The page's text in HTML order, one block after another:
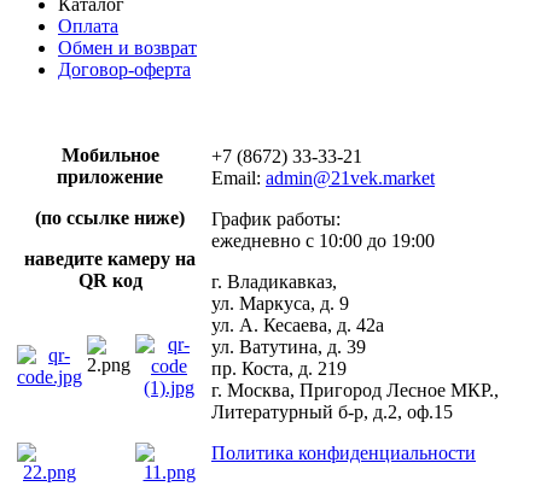
Оплата
Обмен и возврат
Договор-оферта
Мобильное
приложение
(по ссылке ниже)
наведите камеру на
QR код
+7 (8672) 33-33-21
Email: admin@21vek.market
График работы:
ежедневно с 10:00 до 19:00
г. Владикавказ,
ул. Маркуса, д. 9
ул. А. Кесаева, д. 42а
ул. Ватутина, д. 39
пр. Коста, д. 219
г. Москва, Пригород Лесное МКР.,
Литературный б-р, д.2, оф.15
Политика конфиденциальности